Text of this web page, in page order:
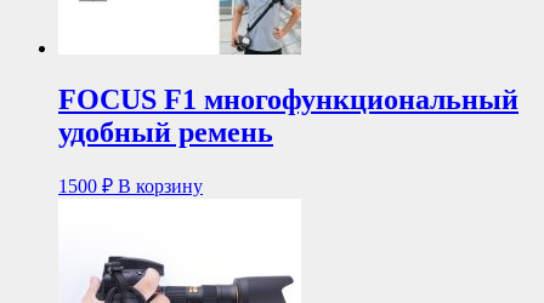
FOCUS F1 многофункциональный
удобный ремень
1500 ₽ В корзину